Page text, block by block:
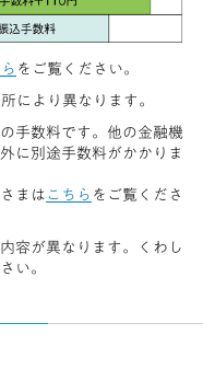
をご覧ください。
により異なります。
手数料です。他の金融機
に別途手数料がかかりま
まは こちら をご覧くださ
容が異なります。くわし
い。